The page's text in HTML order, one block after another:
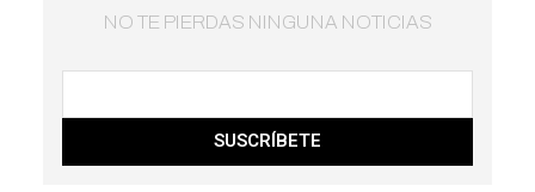
NO TE PIERDAS NINGUNA NOTICIAS
SUSCRÍBETE